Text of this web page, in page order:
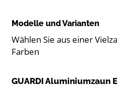
Modelle und Varianten
Wählen Sie aus einer
Farben
GUARDI Aluminiumzaun